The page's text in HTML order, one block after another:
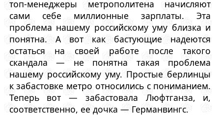
топ-менеджеры метрополитена начисляют
сами себе миллионные зарплаты. Эта
проблема нашему российскому уму близка и
понятна. А вот как бастующие надеются
остаться на своей работе после такого
скандала — не понятна такая проблема
нашему российскому уму. Простые берлинцы
к забастовке метро относились с пониманием.
Теперь вот — забастовала Люфтганза, и,
соответственно, ее дочка — Германвингс.